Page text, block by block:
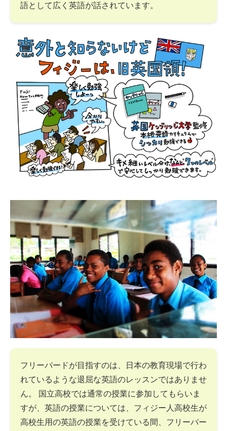
語として広く英語が話されています。
フリーバードが目指すのは、日本の教育現場で行わ
れているような退屈な英語のレッスンではありませ
ん。 国立高校では通常の授業に参加してもらいま
すが、英語の授業については、フィジー人高校生が
高校生用の英語の授業を受けている間、フリーバー